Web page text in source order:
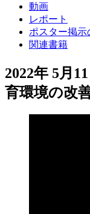
動画
レポート
ポスター掲示
関連書籍
2022年 5月
育環境の改